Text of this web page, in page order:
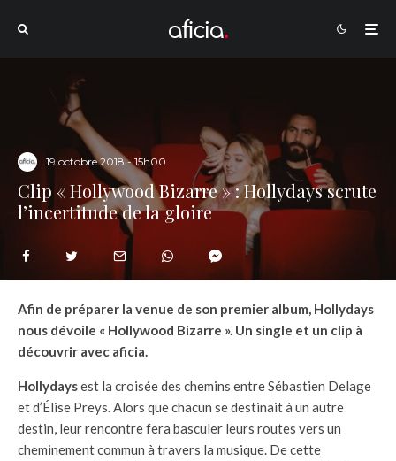
19 octobre 2018 - 15h00
Clip « Hollywood Bizarre » : Hollydays scrute
l’incertitude de la gloire
Afin de préparer la venue de son premier album, Hollydays
nous dévoile « Hollywood Bizarre ». Un single et un clip à
découvrir avec aficia.
Hollydaysest la croisée des chemins entre Sébastien Delage
et d’Élise Preys. Alors que chacun se destinait à un autre
destin, leur rencontre fera basculer leurs routes vers un
cheminement commun à travers la musique. De cette